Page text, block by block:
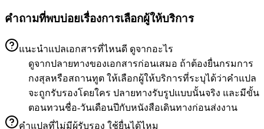
คำถามที่พบบ่อยเรื่องการเลือกผู้ให้บริการ
แนะนำแปลเอกสารที่ไหนดี ดูจากอะไร
ดูจากปลายทางของเอกสารก่อนเสมอ ถ้าต้องยื่นกรมการ
กงสุลหรือสถานทูต ให้เลือกผู้ให้บริการที่ระบุได้ว่าคำแปล
จะถูกรับรองโดยใคร ปลายทางรับรูปแบบนั้นจริง และมีขั้น
ตอนทวนชื่อ-วันเดือนปีกับหนังสือเดินทางก่อนส่งงาน
คำแปลที่ไม่มีผู้รับรอง ใช้ยื่นได้ไหม